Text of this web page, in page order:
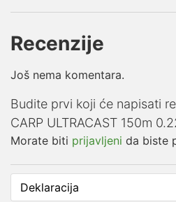
Recenzije
Još nema komentara.
Budite prvi koji će napisati
CARP ULTRACAST 150m
Morate biti prijavljeni da biste
Deklaracija